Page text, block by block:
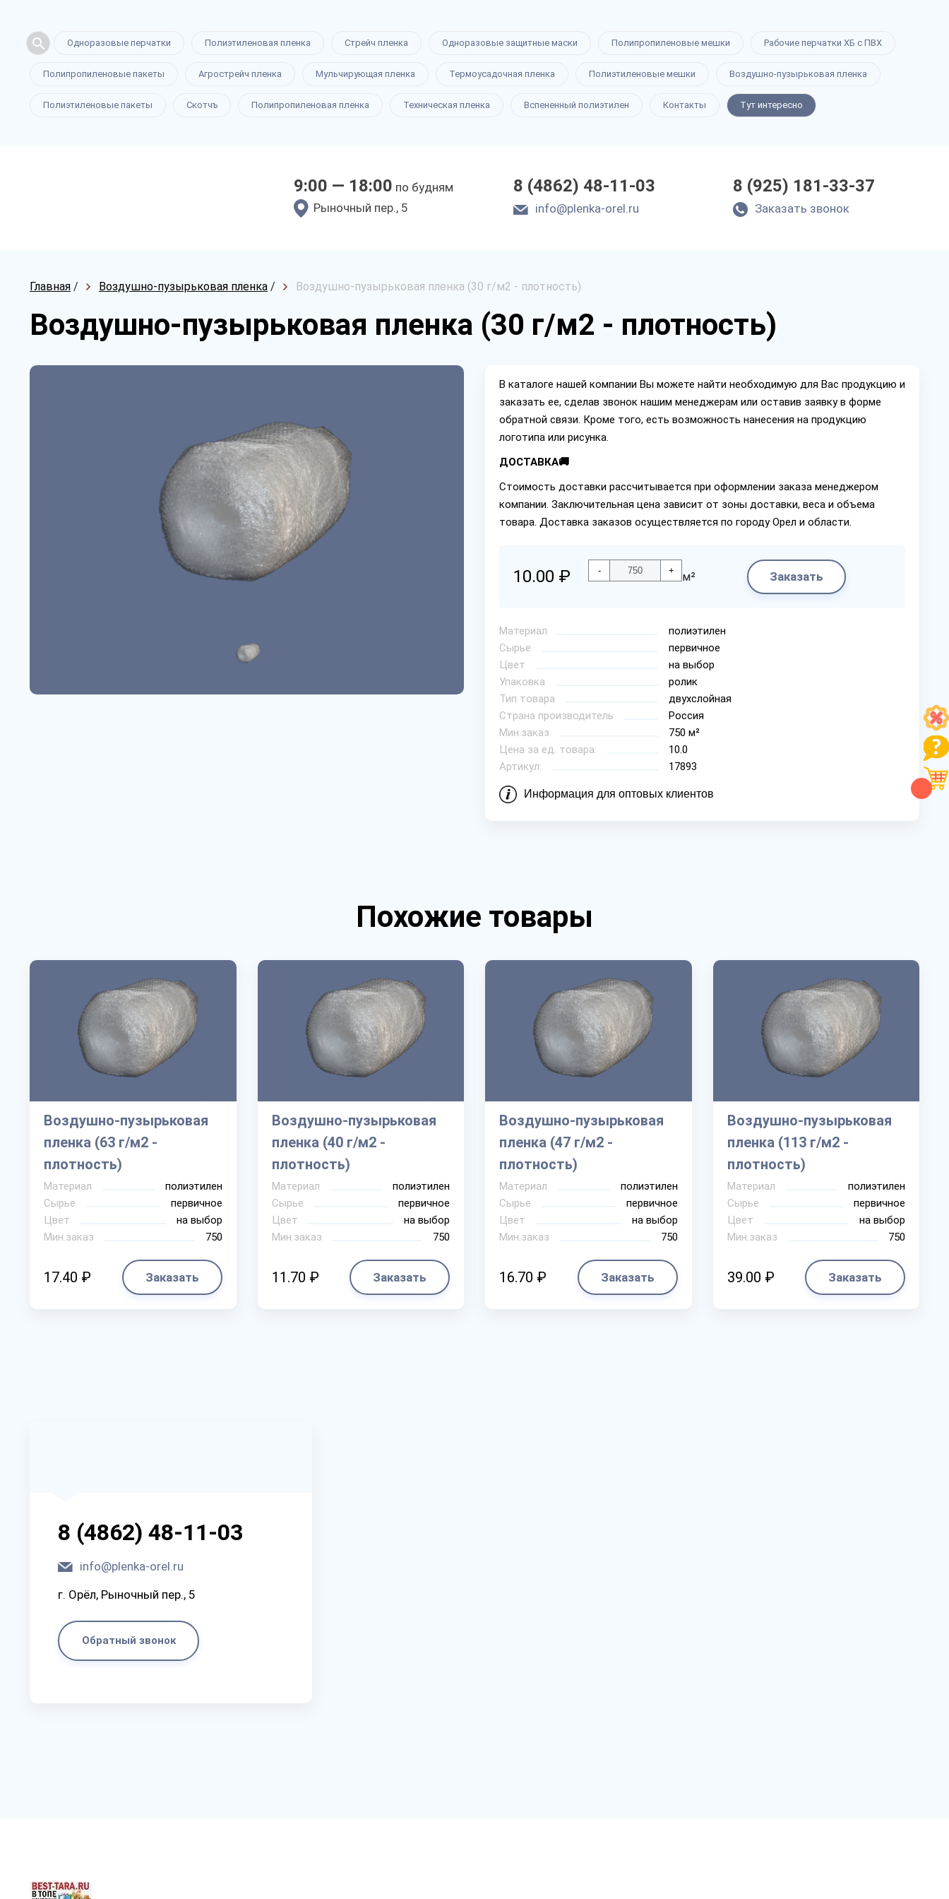
Одноразовые перчатки Полиэтиленовая пленка Стрейч пленка Одноразовые защитные маски Полипропиленовые мешки Рабочие перчатки ХБ с ПВХ
Полипропиленовые пакеты Агрострейч пленка Мульчирующая пленка Термоусадочная пленка Полиэтиленовые мешки Воздушно-пузырьковая пленка
Полиэтиленовые пакеты Скотчъ Полипропиленовая пленка Техническая пленка Вспененный полиэтилен Контакты Тут интересно
9:00 — 18:00 по будням
Рыночный пер., 5
8 (4862) 48-11-03
info@plenka-orel.ru
8 (925) 181-33-37
Заказать звонок
Главная / Воздушно-пузырьковая пленка / Воздушно-пузырьковая пленка (30 г/м2 - плотность)
Воздушно-пузырьковая пленка (30 г/м2 - плотность)
В каталоге нашей компании Вы можете найти необходимую для Вас продукцию и
заказать ее, сделав звонок нашим менеджерам или оставив заявку в форме
обратной связи. Кроме того, есть возможность нанесения на продукцию
логотипа или рисунка.
ДОСТАВКА🚚
Стоимость доставки рассчитывается при оформлении заказа менеджером
компании. Заключительная цена зависит от зоны доставки, веса и объема
товара. Доставка заказов осуществляется по городу Орел и области.
10.00 ₽ - + м² Заказать
Материал
полиэтилен
Сырье
первичное
Цвет
на выбор
Упаковка
ролик
Тип товара
двухслойная
Страна производитель
Россия
Мин.заказ
750 м²
Цена за ед. товара:
10.0
Артикул:
17893
Информация для оптовых клиентов
Похожие товары
Воздушно-пузырьковая
пленка (63 г/м2 -
плотность)
Материал
полиэтилен
Сырье
первичное
Цвет
на выбор
Мин.заказ
750
17.40 ₽ Заказать
Воздушно-пузырьковая
пленка (40 г/м2 -
плотность)
Материал
полиэтилен
Сырье
первичное
Цвет
на выбор
Мин.заказ
750
11.70 ₽ Заказать
Воздушно-пузырьковая
пленка (47 г/м2 -
плотность)
Материал
полиэтилен
Сырье
первичное
Цвет
на выбор
Мин.заказ
750
16.70 ₽ Заказать
Воздушно-пузырьковая
пленка (113 г/м2 -
плотность)
Материал
полиэтилен
Сырье
первичное
Цвет
на выбор
Мин.заказ
750
39.00 ₽ Заказать
8 (4862) 48-11-03
info@plenka-orel.ru
г. Орёл, Рыночный пер., 5
Обратный звонок